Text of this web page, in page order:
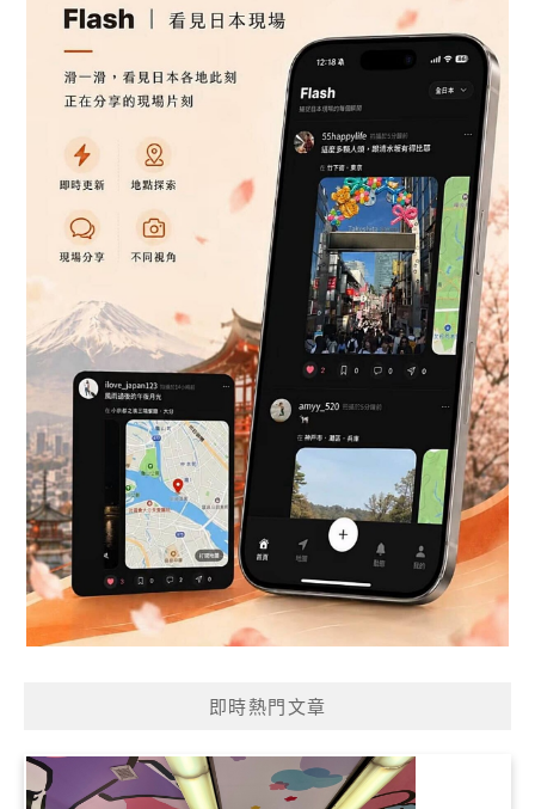
即時熱門文章